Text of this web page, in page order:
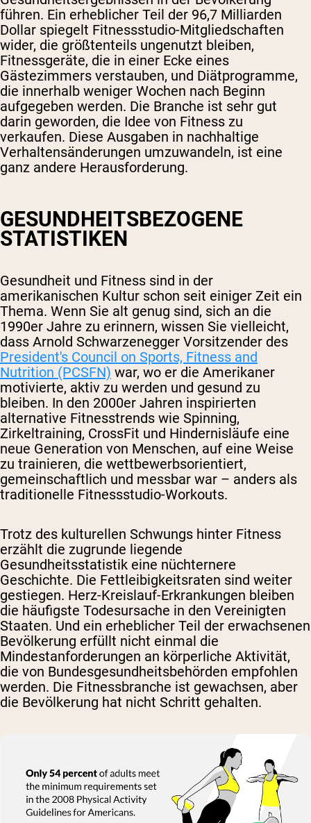
führen. Ein erheblicher Teil der 96,7 Milliarden
Dollar spiegelt Fitnessstudio-Mitgliedschaften
wider, die größtenteils ungenutzt bleiben,
Fitnessgeräte, die in einer Ecke eines
Gästezimmers verstauben, und Diätprogramme,
die innerhalb weniger Wochen nach Beginn
aufgegeben werden. Die Branche ist sehr gut
darin geworden, die Idee von Fitness zu
verkaufen. Diese Ausgaben in nachhaltige
Verhaltensänderungen umzuwandeln, ist eine
ganz andere Herausforderung.
GESUNDHEITSBEZOGENE
STATISTIKEN
Gesundheit und Fitness sind in der
amerikanischen Kultur schon seit einiger Zeit ein
Thema. Wenn Sie alt genug sind, sich an die
1990er Jahre zu erinnern, wissen Sie vielleicht,
dass Arnold Schwarzenegger Vorsitzender des
President's Council on Sports, Fitness and
Nutrition (PCSFN) war, wo er die Amerikaner
motivierte, aktiv zu werden und gesund zu
bleiben. In den 2000er Jahren inspirierten
alternative Fitnesstrends wie Spinning,
Zirkeltraining, CrossFit und Hindernisläufe eine
neue Generation von Menschen, auf eine Weise
zu trainieren, die wettbewerbsorientiert,
gemeinschaftlich und messbar war – anders als
traditionelle Fitnessstudio-Workouts.
Trotz des kulturellen Schwungs hinter Fitness
erzählt die zugrunde liegende
Gesundheitsstatistik eine nüchternere
Geschichte. Die Fettleibigkeitsraten sind weiter
gestiegen. Herz-Kreislauf-Erkrankungen bleiben
die häufigste Todesursache in den Vereinigten
Staaten. Und ein erheblicher Teil der erwachsenen
Bevölkerung erfüllt nicht einmal die
Mindestanforderungen an körperliche Aktivität,
die von Bundesgesundheitsbehörden empfohlen
werden. Die Fitnessbranche ist gewachsen, aber
die Bevölkerung hat nicht Schritt gehalten.